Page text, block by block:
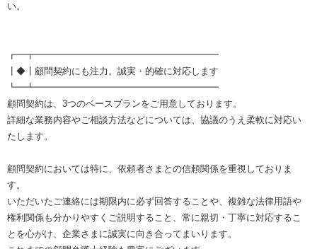
い。
┏━┳━━━━━━━━━━━━━━━━━━━━
┃◆┃顧問契約にも注力。誠実・的確に対応します
┗━┻━━━━━━━━━━━━━━━━━━━━
顧問契約は、3つのベースプランをご用意しております。
詳細な業務内容やご相談方法などについては、協議のうえ柔軟に対応い
たします。
顧問契約においては特に、依頼者さまとの信頼関係を重視しておりま
す。
いただいたご連絡には期限内に必ず回答することや、複雑な法律用語や
権利関係も分かりやすくご説明すること、常に親切・丁寧に対応するこ
とを心がけ、企業さまに誠実に向き合ってまいります。